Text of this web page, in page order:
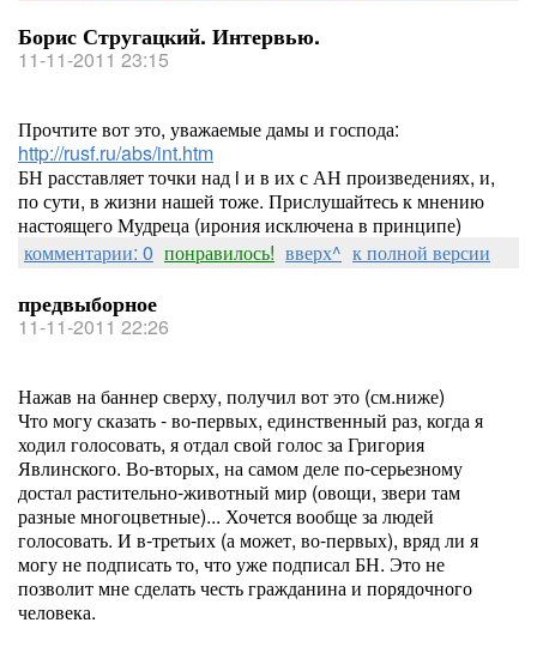
Борис Стругацкий. Интервью.
11-11-2011 23:15
Прочтите вот это, уважаемые дамы и господа:
http://rusf.ru/abs/int.htm
БН расставляет точки над i и в их с АН произведениях, и,
по сути, в жизни нашей тоже. Прислушайтесь к мнению
настоящего Мудреца (ирония исключена в принципе)
комментарии: 0 понравилось! вверх^ к полной версии
предвыборное
11-11-2011 22:26
Нажав на баннер сверху, получил вот это (см.ниже)
Что могу сказать - во-первых, единственный раз, когда я
ходил голосовать, я отдал свой голос за Григория
Явлинского. Во-вторых, на самом деле по-серьезному
достал растительно-животный мир (овощи, звери там
разные многоцветные)... Хочется вообще за людей
голосовать. И в-третьих (а может, во-первых), вряд ли я
могу не подписать то, что уже подписал БН. Это не
позволит мне сделать честь гражданина и порядочного
человека.